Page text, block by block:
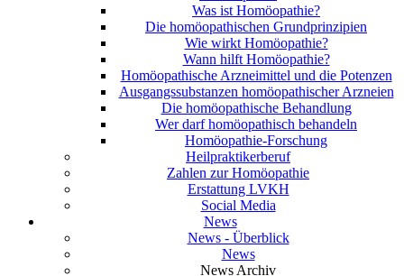
Was ist Homöopathie?
Die homöopathischen Grundprinzipien
Wie wirkt Homöopathie?
Wann hilft Homöopathie?
Homöopathische Arzneimittel und die Potenzen
Ausgangssubstanzen homöopathischer Arzneien
Die homöopathische Behandlung
Wer darf homöopathisch behandeln
Homöopathie-Forschung
Heilpraktikerberuf
Zahlen zur Homöopathie
Erstattung LVKH
Social Media
News
News - Überblick
News
News Archiv